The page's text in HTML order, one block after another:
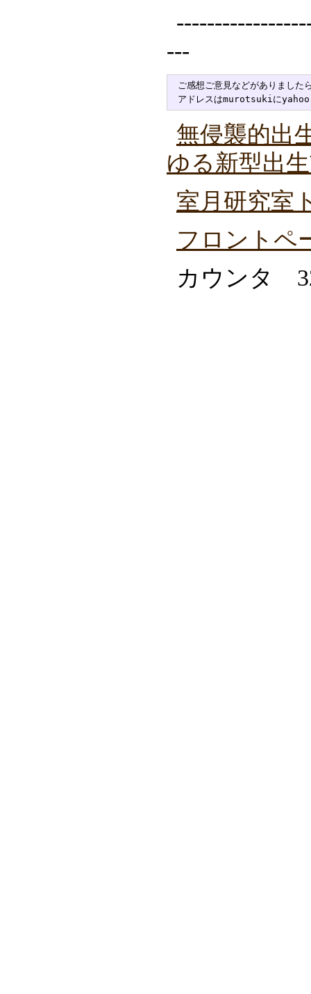
---
ご感想ご意見などがありました
無侵襲的出
ゆる新型出
室月研究
フロント
カウンタ